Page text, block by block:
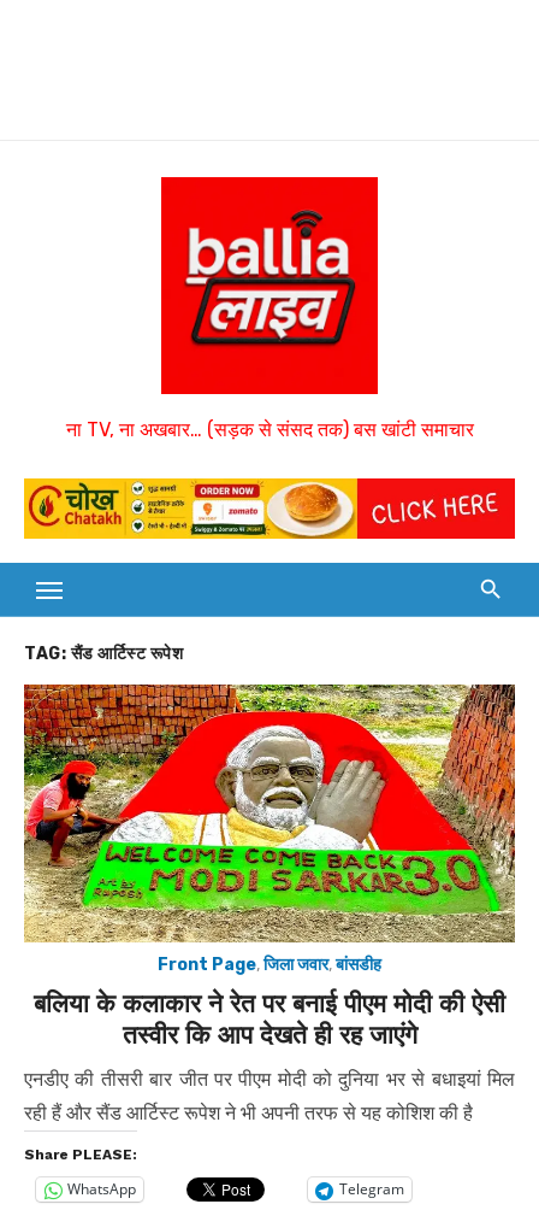
ना TV, ना अखबार… (सड़क से संसद तक) बस खांटी समाचार
TAG:सैंड आर्टिस्ट रूपेश
Front Page,जिला जवार,बांसडीह
बलिया के कलाकार ने रेत पर बनाई पीएम मोदी की ऐसी
तस्वीर कि आप देखते ही रह जाएंगे
एनडीए की तीसरी बार जीत पर पीएम मोदी को दुनिया भर से बधाइयां मिल
रही हैं और सैंड आर्टिस्ट रूपेश ने भी अपनी तरफ से यह कोशिश की है
Share PLEASE:
WhatsApp Telegram